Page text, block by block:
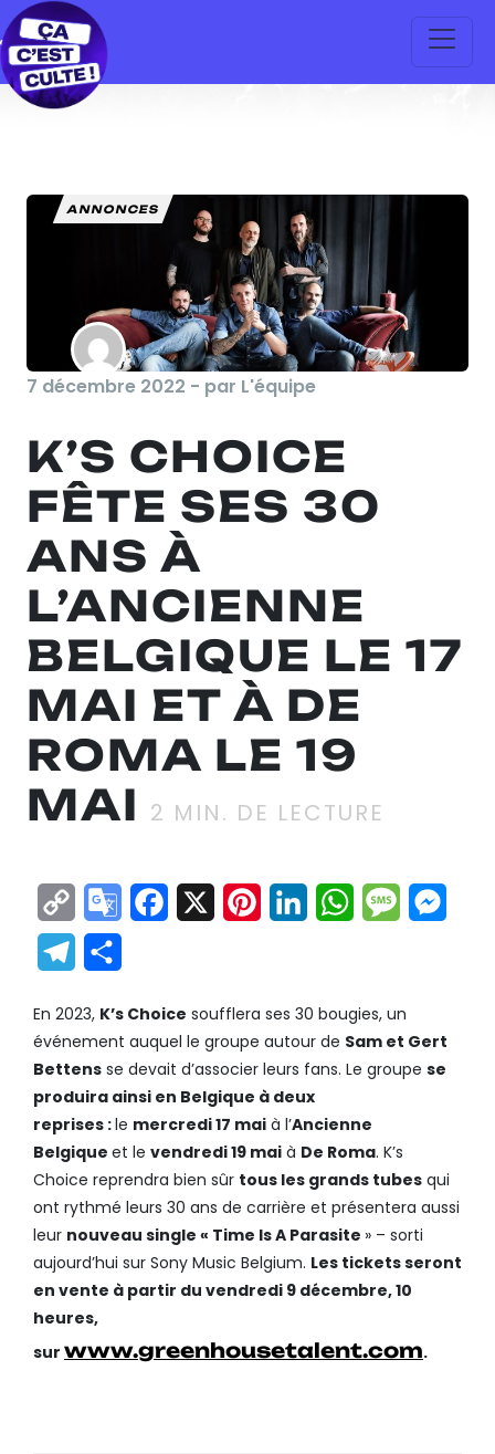
ANNONCES
7 décembre 2022 - par L'équipe
K’S CHOICE
FÊTE SES 30
ANS À
L’ANCIENNE
BELGIQUE LE 17
MAI ET À DE
ROMA LE 19
MAI 2 MIN. DE LECTURE
Copy
Link
GoogleFacebook
X Pinterest
LinkedInWhatsApp
Telegram
En 2023, K’s Choice soufflera ses 30 bougies, un
événement auquel le groupe autour de Sam et Gert
Bettens se devait d’associer leurs fans. Le groupe se
produira ainsi en Belgique à deux
reprises :le mercredi 17 mai à l’Ancienne
Belgique et le vendredi 19 mai à De Roma. K’s
Choice reprendra bien sûr tous les grands tubes qui
ont rythmé leurs 30 ans de carrière et présentera aussi
leur nouveau single « Time Is A Parasite » – sorti
aujourd’hui sur Sony Music Belgium. Les tickets seront
en vente à partir du vendredi 9 décembre, 10
heures,
sur www.greenhousetalent.com.